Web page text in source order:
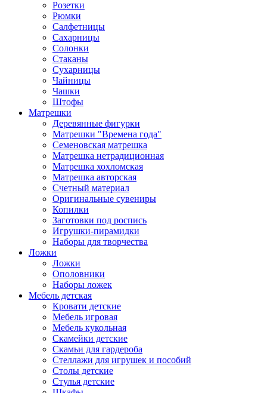
Розетки
Рюмки
Салфетницы
Сахарницы
Солонки
Стаканы
Сухарницы
Чайницы
Чашки
Штофы
Матрешки
Деревянные фигурки
Матрешки "Времена года"
Семеновская матрешка
Матрешка нетрадиционная
Матрешка хохломская
Матрешка авторская
Счетный материал
Оригинальные сувениры
Копилки
Заготовки под роспись
Игрушки-пирамидки
Наборы для творчества
Ложки
Ложки
Ополовники
Наборы ложек
Мебель детская
Кровати детские
Мебель игровая
Мебель кукольная
Скамейки детские
Скамьи для гардероба
Стеллажи для игрушек и пособий
Столы детские
Стулья детские